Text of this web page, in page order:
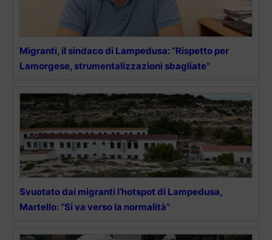
Migranti, il sindaco di Lampedusa: “Rispetto per
Lamorgese, strumentalizzazioni sbagliate”
Svuotato dai migranti l’hotspot di Lampedusa,
Martello: “Si va verso la normalità”